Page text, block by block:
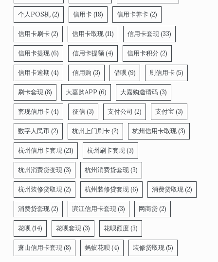
个人POS机(2) 信用卡(18) 信用卡养卡(2)
信用卡刷卡(2) 信用卡取现(11) 信用卡套现(33)
信用卡提现(6) 信用卡提额(4) 信用卡积分 (2)
信用卡逾期 (4) 信用购 (3) 借呗(9) 刷信用卡(5)
刷卡套现(8) 大嘉购APP (6) 大嘉购邀请码(3)
套现信用卡(4) 征信(3) 支付公司 (2) 支付宝(3)
数字人民币 (2) 杭州上门刷卡(2) 杭州信用卡取现(3)
杭州信用卡套现(21) 杭州刷卡套现(3)
杭州消费贷变现(3) 杭州消费贷套现(3)
杭州装修贷取现(2) 杭州装修贷套现(6) 消费贷取现(2)
消费贷套现(2) 滨江信用卡套现(3) 网商贷(2)
花呗(14) 花呗套现(3) 花呗额度(3)
萧山信用卡套现(8) 蚂蚁花呗(4) 装修贷取现(5)